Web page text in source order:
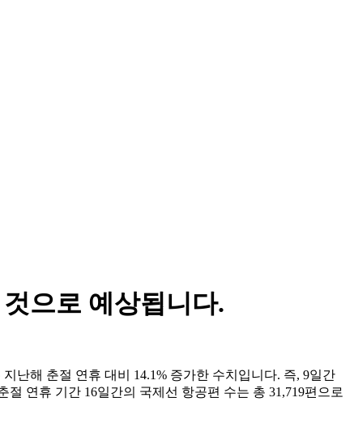
으로 예상됩니다.
난해 춘절 연휴 대비 14.1% 증가한 수치입니다. 즉, 9일간
연휴 기간 16일간의 국제선 항공편 수는 총 31,719편으로